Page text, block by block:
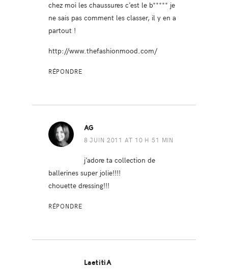
chez moi les chaussures c’est le b***** je
ne sais pas comment les classer, il y en a
partout !
http://www.thefashionmood.com/
RÉPONDRE
AG
8 JUIN 2011 AT 10 H 51 MIN
j’adore ta collection de
ballerines super jolie!!!!
chouette dressing!!!
RÉPONDRE
LaetitiA